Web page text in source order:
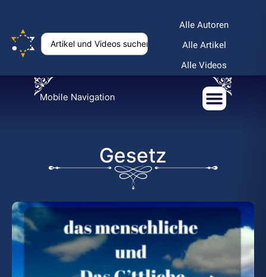
Alle Autoren
Alle Artikel
Alle Videos
Mobile Navigation
Gesetz